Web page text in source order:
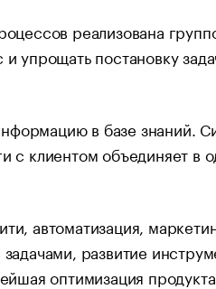
реализована
упрощать постановку
в базе знаний.
с клиентом объединяет в
автоматизация,
развитие
оптимизация продукта.